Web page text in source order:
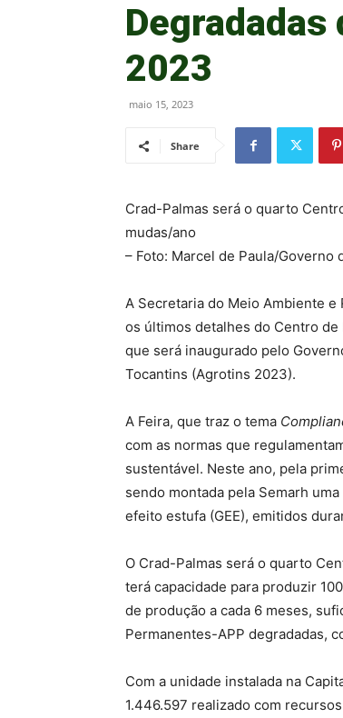
2023
maio 15, 2023
Share
Crad-Palmas será o quarto
mudas/ano
– Foto: Marcel de Paula/Governo
A Secretaria do Meio Ambiente e
os últimos detalhes do Centro de
que será inaugurado pelo
Tocantins (Agrotins 2023).
A Feira, que traz o tema
com as normas que
sustentável. Neste ano, pela
sendo montada pela Semarh
efeito estufa (GEE), emitidos
O Crad-Palmas será o quarto
terá capacidade para produzir
de produção a cada 6 meses,
Permanentes-APP degradadas,
Com a unidade instalada na
1.446.597 realizado com